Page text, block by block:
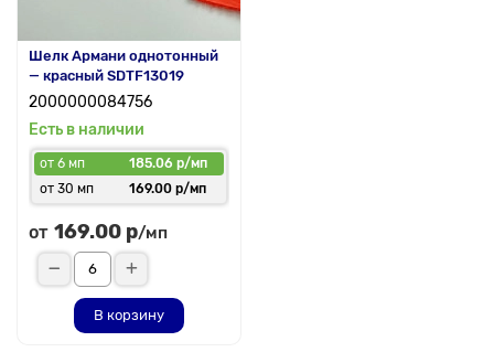
Шелк Армани однотонный
— красный SDTF13019
2000000084756
Есть в наличии
от 6 мп
185.06 р/мп
от 30 мп
169.00 р/мп
от 169.00 р/мп
В корзину